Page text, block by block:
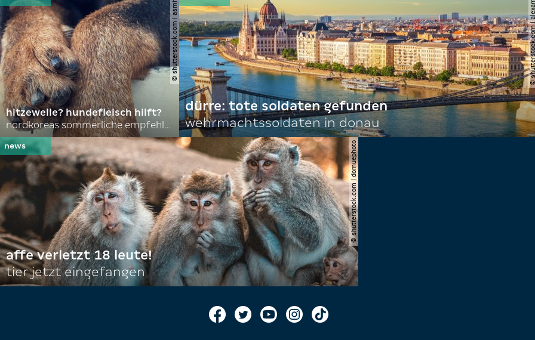
© shutterstock.com | asmit17
hitzewelle? hundefleisch hilft?
nordkoreas sommerliche empfehlungen
©
dürre: tote soldaten gefunden
wehrmachtssoldaten in donau
© shutterstock.com | domuephoto
affe verletzt 18 leute!
tier jetzt eingefangen